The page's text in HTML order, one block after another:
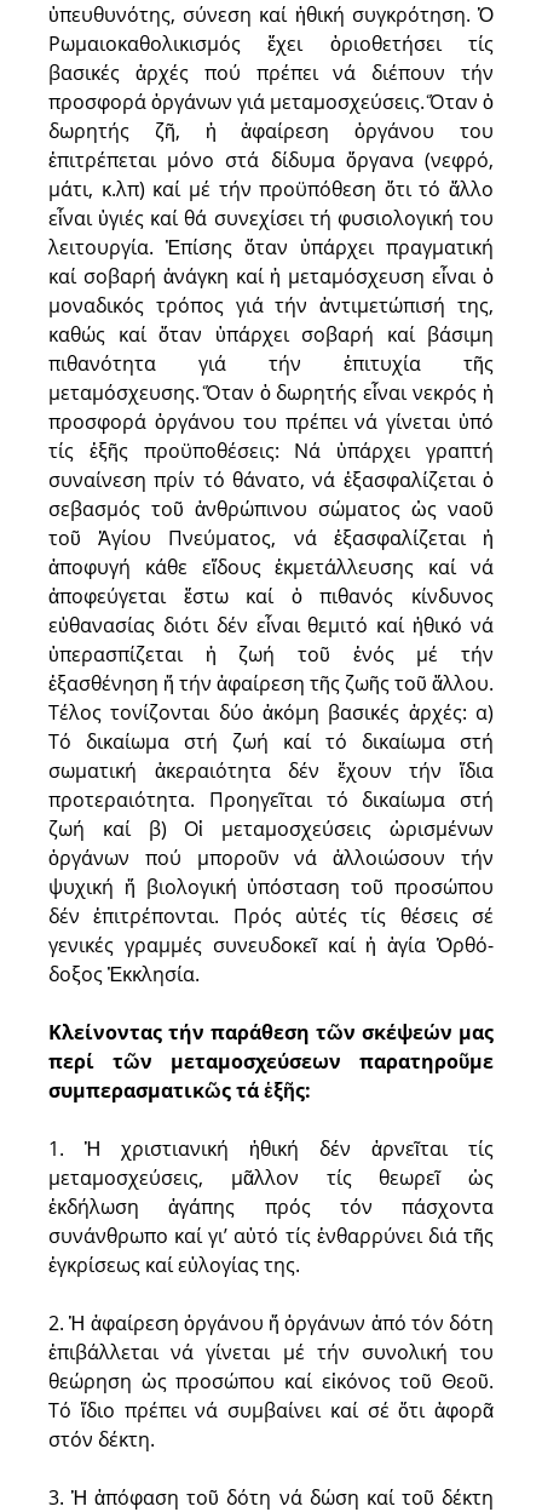
ὑπευθυνότης, σύνεση καί ἠθική συγκρότηση. Ὁ
Ρωμαιοκαθολικισμός ἔχει ὁριοθετήσει τίς
βασικές ἀρχές πού πρέπει νά διέπουν τήν
προσφορά ὀργάνων γιά μεταμοσχεύσεις. Ὅταν ὁ
δωρητής ζῆ, ἡ ἀφαίρεση ὀργάνου του
ἐπιτρέπεται μόνο στά δίδυμα ὄργανα (νεφρό,
μάτι, κ.λπ) καί μέ τήν προϋπόθεση ὅτι τό ἄλλο
εἶναι ὑγιές καί θά συνεχίσει τή φυσιολογική του
λειτουργία. Ἐπίσης ὅταν ὑπάρχει πραγματική
καί σοβαρή ἀνάγκη καί ἡ μεταμόσχευση εἶναι ὁ
μοναδικός τρόπος γιά τήν ἀντιμετώπισή της,
καθώς καί ὅταν ὑπάρχει σοβα­ρή καί βάσιμη
πιθανότητα γιά τήν ἐπιτυχία τῆς
μεταμόσχευσης. Ὅταν ὁ δωρητής εἶναι νεκρός ἡ
προσφορά ὀργάνου του πρέπει νά γίνεται ὑπό
τίς ἑξῆς προϋποθέσεις: Νά ὑπάρχει γραπτή
συναίνεση πρίν τό θάνατο, νά ἐξασφαλίζεται ὁ
σεβασμός τοῦ ἀνθρώπινου σώματος ὡς ναοῦ
τοῦ Ἁγίου Πνεύματος, νά ἐξασφαλίζεται ἡ
ἀποφυγή κάθε εἴδους ἐκμετάλλευσης καί νά
ἀποφεύγεται ἔστω καί ὁ πιθανός κίνδυνος
εὐθανασίας διότι δέν εἶναι θεμιτό καί ἠθικό νά
ὑπερασπίζεται ἡ ζωή τοῦ ἑνός μέ τήν
ἐξασθένηση ἤ τήν ἀφαίρεση τῆς ζωῆς τοῦ ἄλλου.
Τέλος τονίζονται δύο ἀκόμη βασικές ἀρχές: α)
Τό δικαίωμα στή ζωή καί τό δικαίωμα στή
σωματική ἀκεραιό­τητα δέν ἔχουν τήν ἴδια
προτεραιότητα. Προηγεῖται τό δικαίωμα στή
ζωή καί β) Οἱ μεταμοσχεύσεις ὡρισμένων
ὀργάνων πού μποροῦν νά ἀλλοιώσουν τήν
ψυχική ἤ βιολογική ὑπόσταση τοῦ προσώπου
δέν ἐπιτρέπονται. Πρός αὐτές τίς θέσεις σέ
γενικές γραμμές συνευδοκεῖ καί ἡ ἁγία Ὀρθό­
δοξος Ἐκκλησία.
Κλείνοντας τήν παράθεση τῶν σκέψεών μας
περί τῶν μεταμοσχεύσεων παρατηροῦμε
συμπερασματικῶς τά ἑξῆς:
1. Ἡ χριστιανική ἠθική δέν ἀρνεῖται τίς
μεταμοσχεύσεις, μᾶλλον τίς θεωρεῖ ὡς
ἐκδήλωση ἀγάπης πρός τόν πάσχοντα
συνάνθρωπο καί γι’ αὐτό τίς ἐνθαρρύνει διά τῆς
ἐγκρίσεως καί εὐλογίας της.
2. Ἡ ἀφαίρεση ὀργάνου ἤ ὀργάνων ἀπό τόν δότη
ἐπιβάλλεται νά γίνεται μέ τήν συνολική του
θεώρηση ὡς προσώπου καί εἰκόνος τοῦ Θεοῦ.
Τό ἴδιο πρέπει νά συμβαίνει καί σέ ὅτι ἀφορᾶ
στόν δέκτη.
3. Ἡ ἀπόφαση τοῦ δότη νά δώση καί τοῦ δέκτη